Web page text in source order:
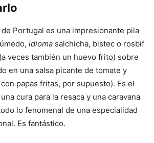
de Portugal es una impresionante pila
idioma salchicha, bistec o rosbif
veces también un huevo frito) sobre
en una salsa picante de tomate y
papas fritas, por supuesto). Es el
cura para la resaca y una caravana
lo fenomenal de una especialidad
Es fantástico.